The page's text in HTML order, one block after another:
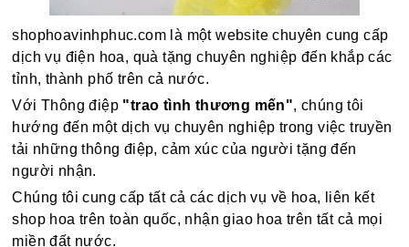
shophoavinhphuc.com là một website chuyên cung cấp
dịch vụ điện hoa, quà tặng chuyên nghiệp đến khắp các
tỉnh, thành phố trên cả nước.
Với Thông điệp "trao tình thương mến", chúng tôi
hướng đến một dịch vụ chuyên nghiệp trong việc truyền
tải những thông điệp, cảm xúc của người tặng đến
người nhận.
Chúng tôi cung cấp tất cả các dịch vụ về hoa, liên kết
shop hoa trên toàn quốc, nhận giao hoa trên tất cả mọi
miền đất nước.